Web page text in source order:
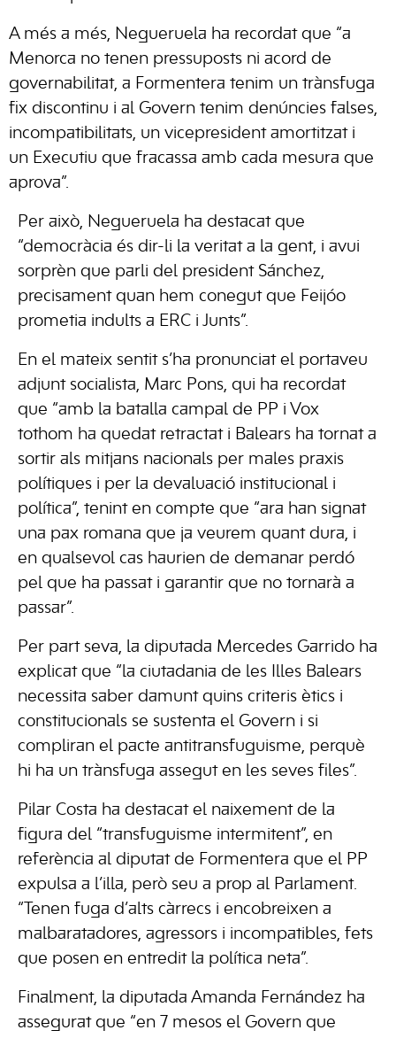
A més a més, Negueruela ha recordat que “a
Menorca no tenen pressuposts ni acord de
governabilitat, a Formentera tenim un trànsfuga
fix discontinu i al Govern tenim denúncies falses,
incompatibilitats, un vicepresident amortitzat i
un Executiu que fracassa amb cada mesura que
aprova”.
Per això, Negueruela ha destacat que
“democràcia és dir-li la veritat a la gent, i avui
sorprèn que parli del president Sánchez,
precisament quan hem conegut que Feijóo
prometia indults a ERC i Junts”.
En el mateix sentit s’ha pronunciat el portaveu
adjunt socialista, Marc Pons, qui ha recordat
que “amb la batalla campal de PP i Vox
tothom ha quedat retractat i Balears ha tornat a
sortir als mitjans nacionals per males praxis
polítiques i per la devaluació institucional i
política”, tenint en compte que “ara han signat
una pax romana que ja veurem quant dura, i
en qualsevol cas haurien de demanar perdó
pel que ha passat i garantir que no tornarà a
passar”.
Per part seva, la diputada Mercedes Garrido ha
explicat que “la ciutadania de les Illes Balears
necessita saber damunt quins criteris ètics i
constitucionals se sustenta el Govern i si
compliran el pacte antitransfuguisme, perquè
hi ha un trànsfuga assegut en les seves files”.
Pilar Costa ha destacat el naixement de la
figura del “transfuguisme intermitent”, en
referència al diputat de Formentera que el PP
expulsa a l’illa, però seu a prop al Parlament.
“Tenen fuga d’alts càrrecs i encobreixen a
malbaratadores, agressors i incompatibles, fets
que posen en entredit la política neta”.
Finalment, la diputada Amanda Fernández ha
assegurat que “en 7 mesos el Govern que